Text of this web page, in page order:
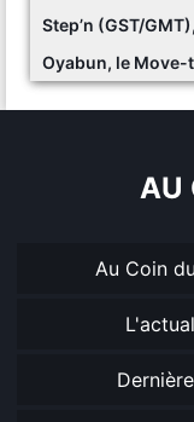
Step’n (GST/
Oyabun, le
AU
Au Coin